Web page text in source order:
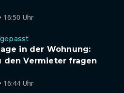
16:50 Uhr
in der Wohnung:
den Vermieter fragen
16:44 Uhr